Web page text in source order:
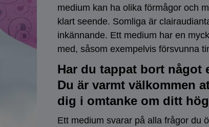
medium kan ha olika förmågor och
klart seende. Somliga är
inkännande. Ett medium har en
med, såsom exempelvis försvunna
Har du tappat bort något
Du är varmt välkommen
dig i omtanke om ditt
Ett medium svarar på alla frågor du